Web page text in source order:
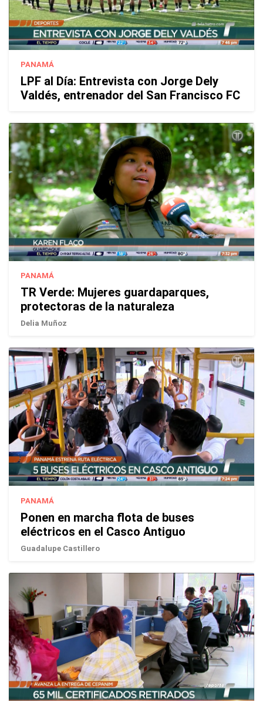
PANAMÁ
LPF al Día: Entrevista con Jorge Dely
Valdés, entrenador del San Francisco FC
PANAMÁ
TR Verde: Mujeres guardaparques,
protectoras de la naturaleza
Delia Muñoz
PANAMÁ
Ponen en marcha flota de buses
eléctricos en el Casco Antiguo
Guadalupe Castillero